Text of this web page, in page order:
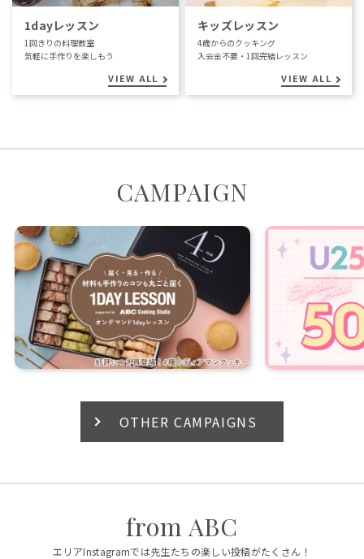
1dayレッスン
1回きりの料理教室
気軽に手作りを楽しもう
VIEW ALL
キッズレッスン
4歳からのクッキング
入会金不要・1回完結レッスン
VIEW ALL
CAMPAIGN
OTHER CAMPAIGNS
from ABC
エリアInstagramでは先生たちの楽しい投稿がたくさん！